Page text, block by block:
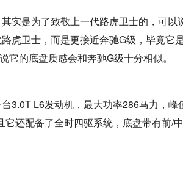
实是为了致敬上一代路虎卫士的，可
虎卫士，而是更接近奔驰G级，毕竟它
它的底盘质感会和奔驰G级十分相似。
3.0T L6发动机，最大功率286马力，峰
还配备了全时四驱系统，底盘带有前/